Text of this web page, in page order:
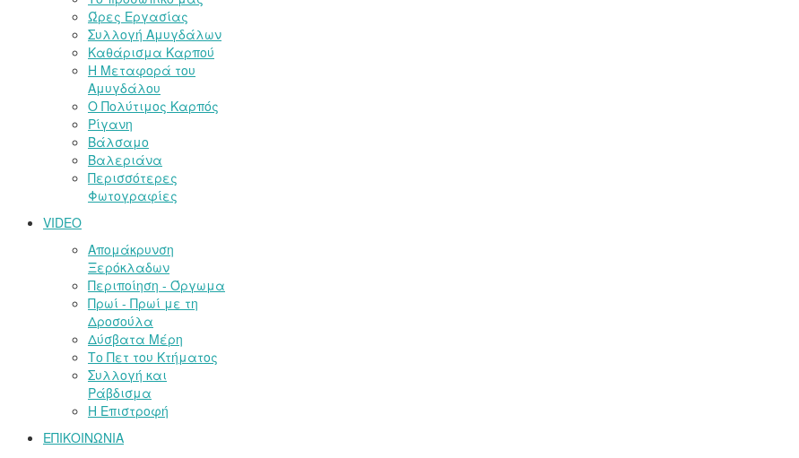
Ώρες Εργασίας
Συλλογή Αμυγδάλων
Καθάρισμα Καρπού
Η Μεταφορά του
Αμυγδάλου
Ο Πολύτιμος Καρπός
Ρίγανη
Βάλσαμο
Βαλεριάνα
Περισσότερες
Φωτογραφίες
VIDEO
Απομάκρυνση
Ξερόκλαδων
Περιποίηση - Όργωμα
Πρωί - Πρωί με τη
Δροσούλα
Δύσβατα Μέρη
Το Πετ του Κτήματος
Συλλογή και
Ράβδισμα
Η Επιστροφή
ΕΠΙΚΟΙΝΩΝΙΑ